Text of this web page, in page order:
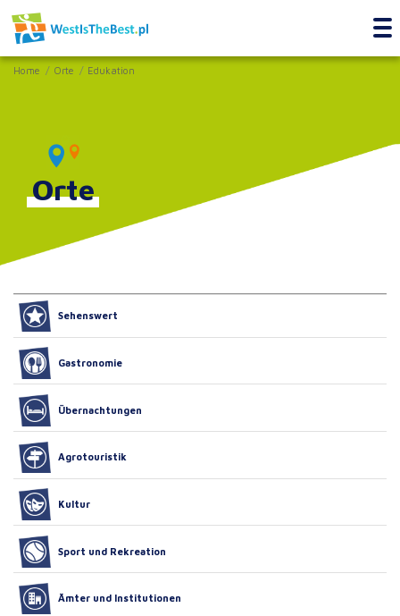
Home Orte Edukation
Orte
Sehenswert
Gastronomie
Übernachtungen
Agrotouristik
Kultur
Sport und Rekreation
Ämter und Institutionen